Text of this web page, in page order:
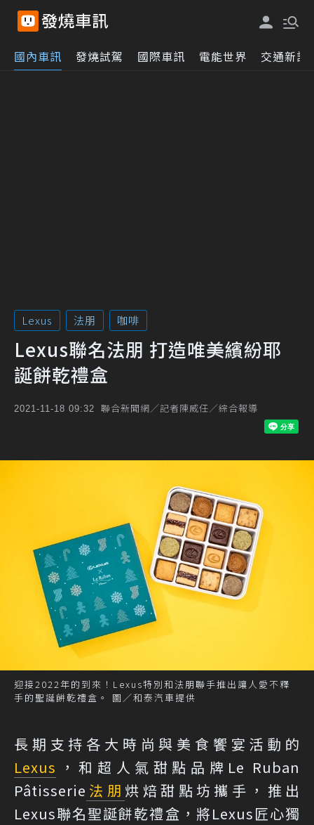
國內車訊 發燒試駕 國際車訊 電能世界 交通新訊
Lexus 法朋 咖啡
Lexus聯名法朋 打造唯美繽紛耶
誕餅乾禮盒
2021-11-18 09:32 聯合新聞網／記者陳威任／綜合報導
迎接2022年的到來！Lexus特別和法朋聯手推出讓人愛不釋
手的聖誕餅乾禮盒。 圖／和泰汽車提供
長期支持各大時尚與美食饗宴活動的
Lexus ，和超人氣甜點品牌Le Ruban
Pâtisserie 法朋 烘焙甜點坊攜手，推出
Lexus聯名聖誕餅乾禮盒，將Lexus匠心獨